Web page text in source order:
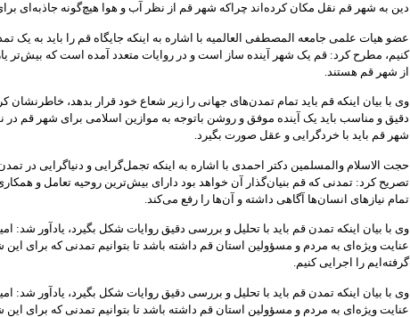
دین به شهر قم نقل مکان کرده‌اند چراکه شهر قم از نظر آب و هوا هیچ‌گونه جاذبه‌ای
عضو هیات علمی جامعه المصطفی العالمیه با اشاره به اینکه جایگاه قم را باید به یک
کنیم، مطرح کرد: قم یک شهر آینده ساز است و در روایات متعدد آمده است که بیش‌تر
از شهر قم هستند.
وی با بیان اینکه قم باید تمام تمدن‌های جهانی را زیر شعاع خود قرار بدهد، خاطرنشان
دقیق و مناسب باید یک آینده موفق و روشن باتوجه به موازین اسلامی برای شهر قم در
شهر قم باید با خردگرایی و عقل صورت بگیرد.
حجت الاسلام والمسلمین دکتر احمدی با اشاره به اینکه تجمل‌گرایی و دنیاگرایی در
تصریح کرد: تمدنی که قم بنیان‌گذار آن خواهد بود دارای بیش‌ترین روحیه تعامل و
تمام نیازهای انسان‌ها آگاهی داشته و آن‌ها را رفع می‌کند.
وی با بیان اینکه تمدن قم باید با تحلیل و بررسی دقیق روایات شکل بگیرد، یادآور شد:
عنایت ویژه‌ای به مردم و مسؤولین استان قم داشته باشد تا بتوانیم تمدنی که برای این
گرفته‌ایم را اجرایی کنیم.
وی با بیان اینکه تمدن قم باید با تحلیل و بررسی دقیق روایات شکل بگیرد، یادآور شد:
عنایت ویژه‌ای به مردم و مسؤولین استان قم داشته باشد تا بتوانیم تمدنی که برای این